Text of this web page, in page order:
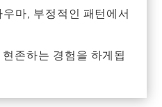
마, 부정적인 패턴에서
존하는 경험을 하게됩